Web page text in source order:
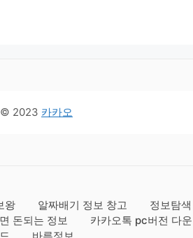
© 2023 카카오
왕 알짜배기 정보 창고
정보탐색
돈되는 정보
카카오톡 pc버전 다운